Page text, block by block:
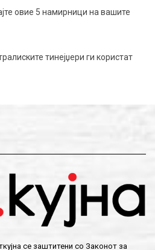
овие 5 намирници на вашите
тинејџери ги користат
се заштитени со Законот за